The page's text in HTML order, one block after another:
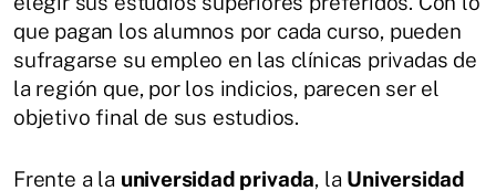
que pagan los alumnos por cada curso, pueden
sufragarse su empleo en las clínicas privadas de
la región que, por los indicios, parecen ser el
objetivo final de sus estudios.
Frente a la universidad privada, la Universidad